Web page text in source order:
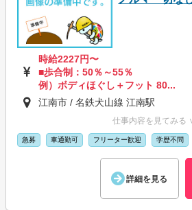
時給2227円〜
■歩合制：50％～55％
例）ボディほぐし＋フット 80...
江南市 / 名鉄犬山線 江南駅
仕事内容を見てみる
急募 車通勤可 フリーター歓迎 学歴不問
詳細を見る